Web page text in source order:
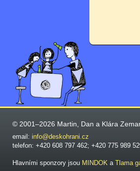
© 2001–2026 Martin, Dan a Klára
email: info@deskohrani.cz
telefon: +420 608 797 462; +420 775 989
Hlavními sponzory jsou MINDOK a Tlama